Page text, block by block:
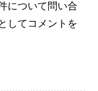
について問い合
してコメントを